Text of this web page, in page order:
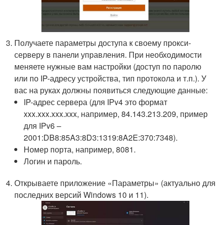
Получаете параметры доступа к своему прокси-
серверу в панели управления. При необходимости
меняете нужные вам настройки (доступ по паролю
или по IP-адресу устройства, тип протокола и т.п.). У
вас на руках должны появиться следующие данные:
IP-адрес сервера (для IPv4 это формат
xxx.xxx.xxx.xxx, например, 84.143.213.209, пример
для IPv6 –
2001:DB8:85A3:8D3:1319:8A2E:370:7348).
Номер порта, например, 8081.
Логин и пароль.
Открываете приложение «Параметры» (актуально для
последних версий Windows 10 и 11).